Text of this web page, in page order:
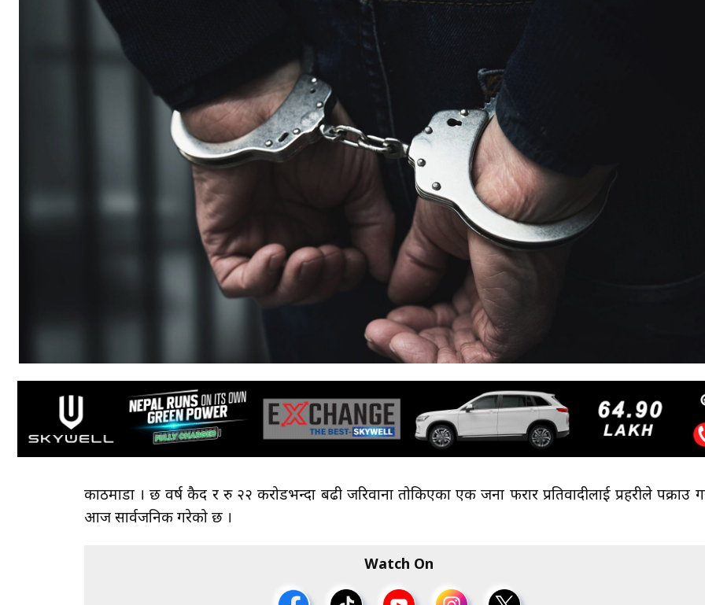
काठमाडौँ । छ वर्ष कैद र रु २२ करोडभन्दा बढी जरिवाना तोकिएका एक जना फरार प्रतिवादीलाई प्रहरीले पक्राउ
आज सार्वजनिक गरेको छ ।
Watch On